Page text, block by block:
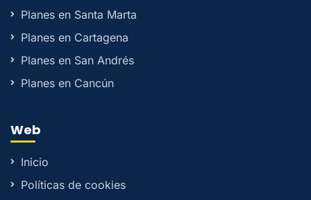
Planes en Santa Marta
Planes en Cartagena
Planes en San Andrés
Planes en Cancún
Web
Inicio
Políticas de cookies